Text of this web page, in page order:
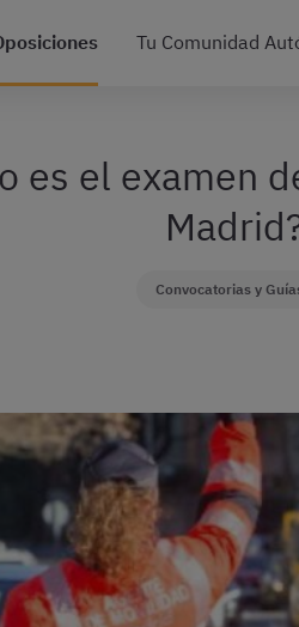
Tu Comunidad
es el examen
Convocatorias y